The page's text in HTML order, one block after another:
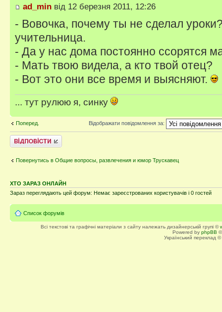
ad_min від 12 березня 2011, 12:26
- Вовочка, почему ты не сделал
учительница.
- Да у нас дома постоянно ссорятся
- Мать твою видела, а кто твой отец?
- Вот это они все время и выясняют.
... тут рулюю я, синку
Поперед. Відображати повідомлення за:
Відповісти
Повернутись в Общие вопросы, развлечения и юмор Трускавец
ХТО ЗАРАЗ ОНЛАЙН
Зараз переглядають цей форум: Немає зареєстрованих користувачів і 0 гостей
Список форумів
Всі текстові та графічні матеріали з сайту належать дизайнерській групі ©
Powered by phpBB
Український переклад